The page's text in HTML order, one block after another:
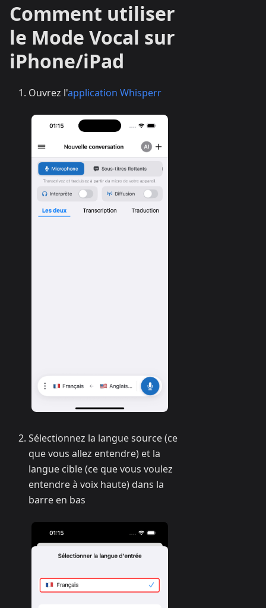
Comment utiliser
le Mode Vocal sur
iPhone/iPad
Ouvrez l'application Whisperr
Sélectionnez la langue source (ce
que vous allez entendre) et la
langue cible (ce que vous voulez
entendre à voix haute) dans la
barre en bas